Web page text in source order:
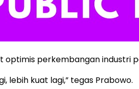
perkembangan industri
lebih kuat lagi,” tegas Prabowo.